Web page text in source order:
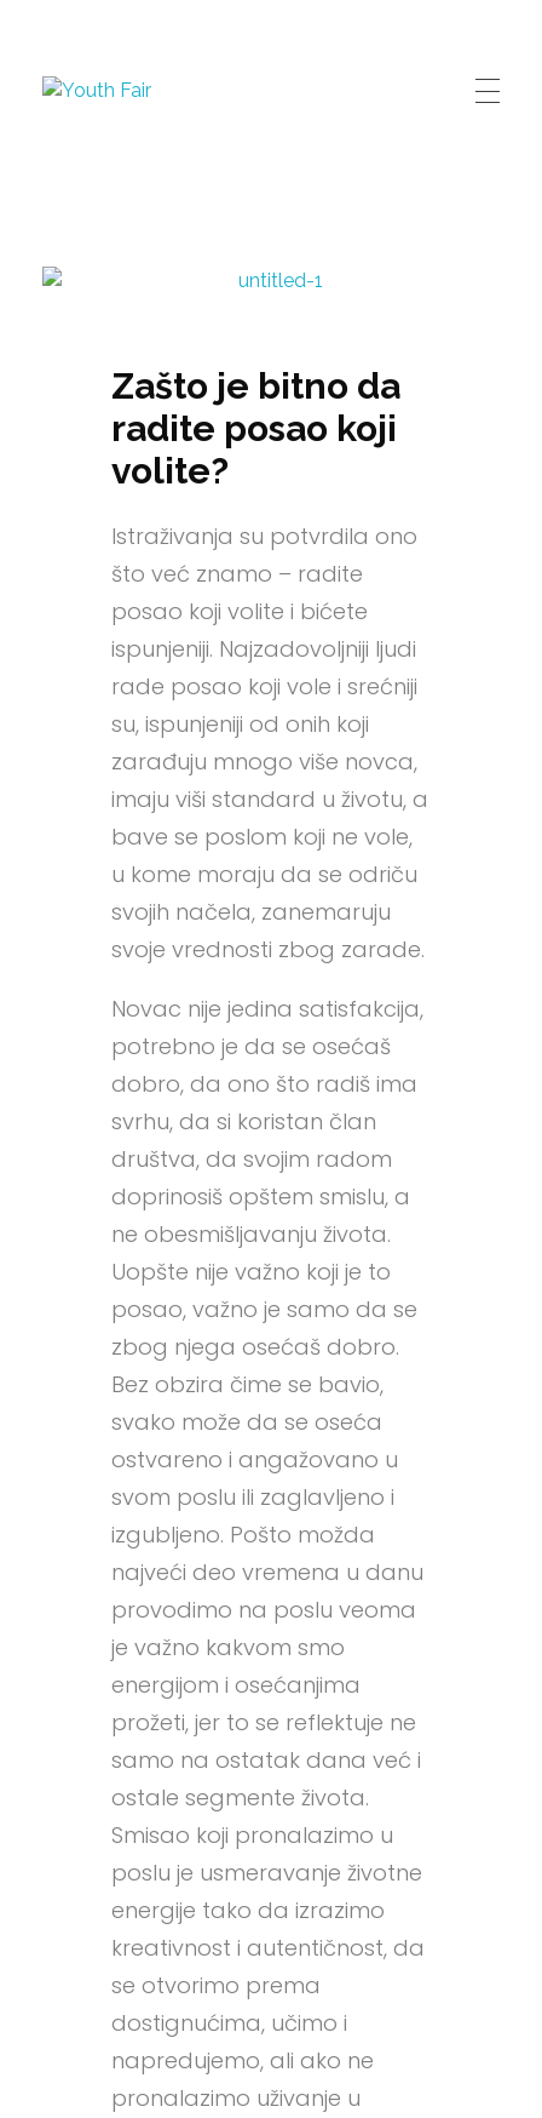
Zašto je bitno da
radite posao koji
volite?
Istraživanja su potvrdila ono
što već znamo – radite
posao koji volite i bićete
ispunjeniji. Najzadovoljniji ljudi
rade posao koji vole i srećniji
su, ispunjeniji od onih koji
zarađuju mnogo više novca,
imaju viši standard u životu, a
bave se poslom koji ne vole,
u kome moraju da se odriču
svojih načela, zanemaruju
svoje vrednosti zbog zarade.
Novac nije jedina satisfakcija,
potrebno je da se osećaš
dobro, da ono što radiš ima
svrhu, da si koristan član
društva, da svojim radom
doprinosiš opštem smislu, a
ne obesmišljavanju života.
Uopšte nije važno koji je to
posao, važno je samo da se
zbog njega osećaš dobro.
Bez obzira čime se bavio,
svako može da se oseća
ostvareno i angažovano u
svom poslu ili zaglavljeno i
izgubljeno. Pošto možda
najveći deo vremena u danu
provodimo na poslu veoma
je važno kakvom smo
energijom i osećanjima
prožeti, jer to se reflektuje ne
samo na ostatak dana već i
ostale segmente života.
Smisao koji pronalazimo u
poslu je usmeravanje životne
energije tako da izrazimo
kreativnost i autentičnost, da
se otvorimo prema
dostignućima, učimo i
napredujemo, ali ako ne
pronalazimo uživanje u